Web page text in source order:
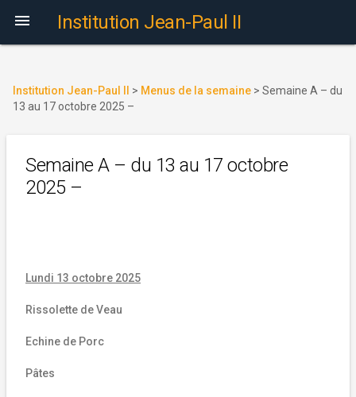
 Institution Jean-Paul II
Institution Jean-Paul II > Menus de la semaine > Semaine A – du
13 au 17 octobre 2025 –
Semaine A – du 13 au 17 octobre
2025 –
Lundi 13 octobre 2025
Rissolette de Veau
Echine de Porc
Pâtes